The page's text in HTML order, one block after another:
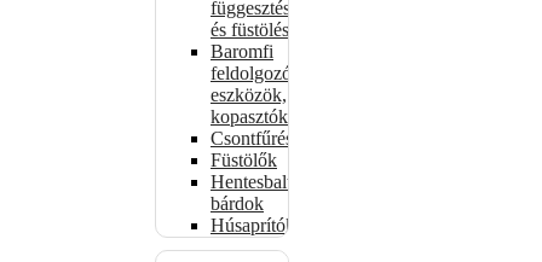
függesztéshez
és füstöléshez
Baromfi
feldolgozó
eszközök,
kopasztók
Csontfűrészek
Füstölők
Hentesbalták,
bárdok
Húsaprítók